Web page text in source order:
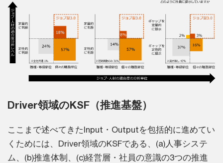
Driver領域のKSF（推進基盤）
ここまで述べてきたInput・Outputを包括的に進めてい
くためには、Driver領域のKSFである、(a)人事システ
ム、(b)推進体制、(c)経営層・社員の意識の3つの推進